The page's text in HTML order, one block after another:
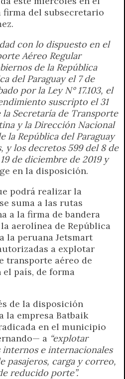
del subsecretario
con lo dispuesto en el
Aéreo Regular
de la República
del Paraguay el 7 de
por la Ley N° 17.103, el
suscripto el 31
Secretaría de Transporte
y la Dirección Nacional
la República del Paraguay
y los decretos 599 del 8 de
de diciembre de 2019 y
en la disposición.
podrá realizar la
suma a las rutas
a la firma de bandera
aerolínea de República
la peruana Jetsmart
a explotar
transporte aéreo de
país, de forma
de la disposición
la empresa Batbaik
en el municipio
a “explotar
e internacionales
pasajeros, carga y correo,
reducido porte”.